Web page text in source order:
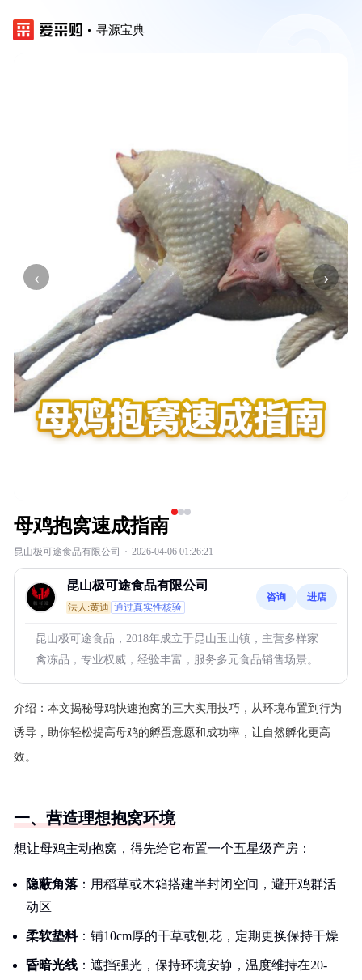
寻源宝典
‹ ›
母鸡抱窝速成指南
昆山极可途食品有限公司 · 2026-04-06 01:26:21
昆山极可途食品有限公司
法人:黄迪 通过真实性核验
咨询 进店
昆山极可途食品，2018年成立于昆山玉山镇，主营多样家
禽冻品，专业权威，经验丰富，服务多元食品销售场景。
介绍： 本文揭秘母鸡快速抱窝的三大实用技巧，从环境布置到行为
诱导，助你轻松提高母鸡的孵蛋意愿和成功率，让自然孵化更高
效。
一、营造理想抱窝环境
想让母鸡主动抱窝，得先给它布置一个五星级产房：
隐蔽角落 ：用稻草或木箱搭建半封闭空间，避开鸡群活
动区
柔软垫料：铺10cm厚的干草或刨花，定期更换保持干燥
昏暗光线 ：遮挡强光，保持环境安静，温度维持在20-